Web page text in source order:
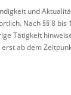
und
Nach §§ 8
Tätigkeit
ab dem